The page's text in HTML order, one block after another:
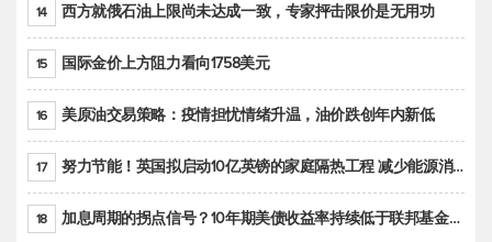
14 西方就俄石油上限尚未达成一致，专家抨击限价是无用功
15 国际金价上方阻力看向1758美元
16 美原油交易策略：疫情担忧情绪升温，油价跌创年内新低
17 努力节能！英国拟启动10亿英镑的家庭隔热工程 减少能源消耗
18 加息周期的拐点信号？10年期美债收益率持续低于联邦基金利率目标区间